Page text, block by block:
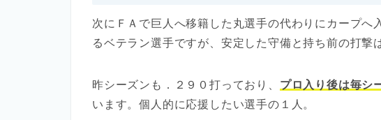
次にＦＡで巨人へ移籍した丸選手の代わりにカープへ
るベテラン選手ですが、安定した守備と持ち前の打撃
昨シーズンも．２９０打っており、 プロ入り後は毎シ
います。個人的に応援したい選手の１人。